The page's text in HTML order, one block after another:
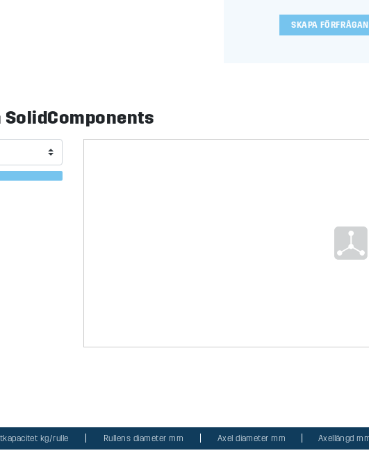
SKAPA FÖRFRÅGAN
SolidComponents
kg/rulle Rullens diameter mm Axel diameter mm Axellängd